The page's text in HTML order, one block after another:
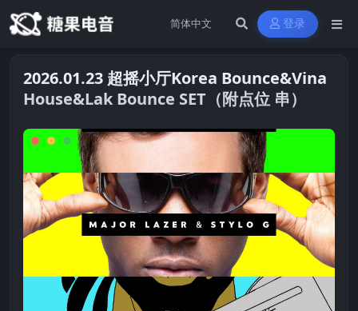
登录
2026.01.23 超摇小厅Korea Bounce&Vina
House&Lak Bounce SET（附点位 串）